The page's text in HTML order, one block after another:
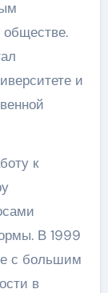
обществе.
и
к
В 1999
с большим
в